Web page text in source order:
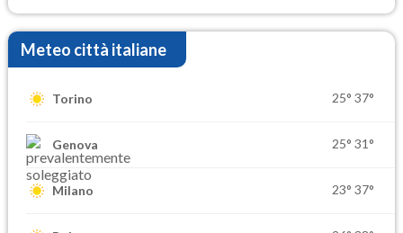
Meteo città italiane
Torino 25° 37°
Genova 25° 31°
Milano 23° 37°